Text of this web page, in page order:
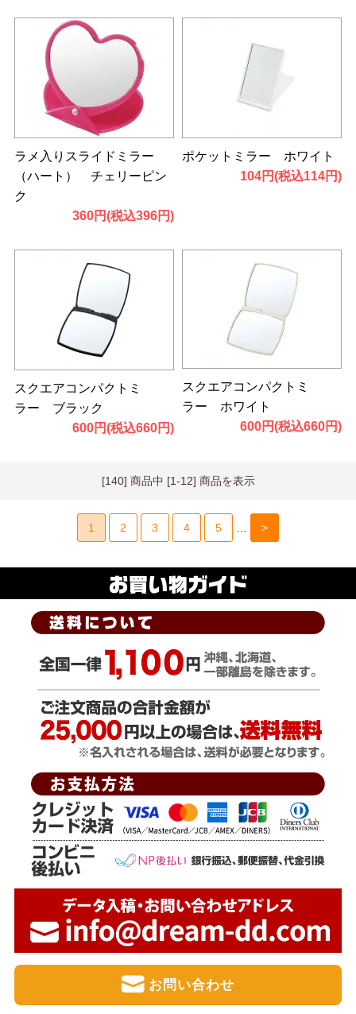
ラメ入りスライドミラー
（ハート） チェリーピン
ク
360円(税込396円)
ポケットミラー ホワイト
104円(税込114円)
スクエアコンパクトミ
ラー ブラック
600円(税込660円)
スクエアコンパクトミ
ラー ホワイト
600円(税込660円)
[140] 商品中 [1-12] 商品を表示
1 2 3 4 5 … >
お問い合わせ